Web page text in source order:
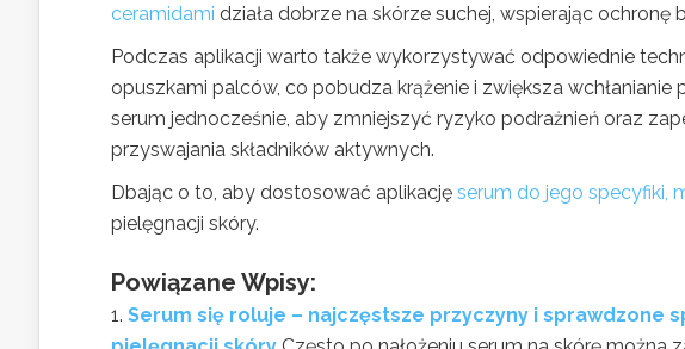
ceramidami działa dobrze na skórze suchej, wspierając ochronę
Podczas aplikacji warto także wykorzystywać odpowiednie
opuszkami palców, co pobudza krążenie i zwiększa
serum jednocześnie, aby zmniejszyć ryzyko podrażnień oraz
przyswajania składników aktywnych.
Dbając o to, aby dostosować aplikację serum do jego specyfiki,
pielęgnacji skóry.
Powiązane Wpisy:
Serum się roluje – najczęstsze przyczyny i sprawdzone